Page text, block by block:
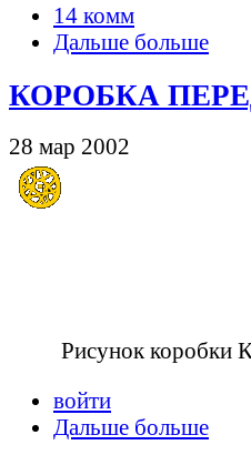
14 комм
Дальше больше
КОРОБКА
28 мар 2002
Рисунок коробки
войти
Дальше больше